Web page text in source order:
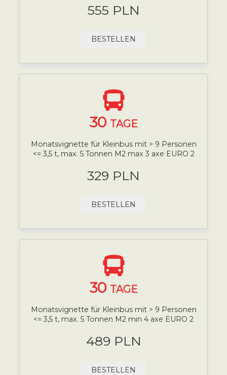
555 PLN
BESTELLEN
30 TAGE
Monatsvignette für Kleinbus mit > 9 Personen
<= 3,5 t, max. 5 Tonnen M2 max 3 axe EURO 2
329 PLN
BESTELLEN
30 TAGE
Monatsvignette für Kleinbus mit > 9 Personen
<= 3,5 t, max. 5 Tonnen M2 min 4 axe EURO 2
489 PLN
BESTELLEN